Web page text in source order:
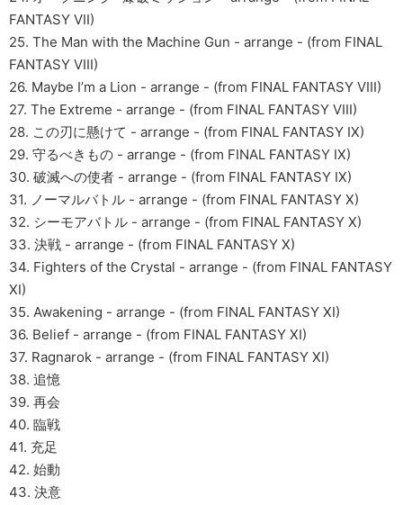
FANTASY VII)
25. The Man with the Machine Gun - arrange - (from FINAL
FANTASY VIII)
26. Maybe I’m a Lion - arrange - (from FINAL FANTASY VIII)
27. The Extreme - arrange - (from FINAL FANTASY VIII)
28. この刃に懸けて - arrange - (from FINAL FANTASY IX)
29. 守るべきもの - arrange - (from FINAL FANTASY IX)
30. 破滅への使者 - arrange - (from FINAL FANTASY IX)
31. ノーマルバトル - arrange - (from FINAL FANTASY X)
32. シーモアバトル - arrange - (from FINAL FANTASY X)
33. 決戦 - arrange - (from FINAL FANTASY X)
34. Fighters of the Crystal - arrange - (from FINAL FANTASY
XI)
35. Awakening - arrange - (from FINAL FANTASY XI)
36. Belief - arrange - (from FINAL FANTASY XI)
37. Ragnarok - arrange - (from FINAL FANTASY XI)
38. 追憶
39. 再会
40. 臨戦
41. 充足
42. 始動
43. 決意